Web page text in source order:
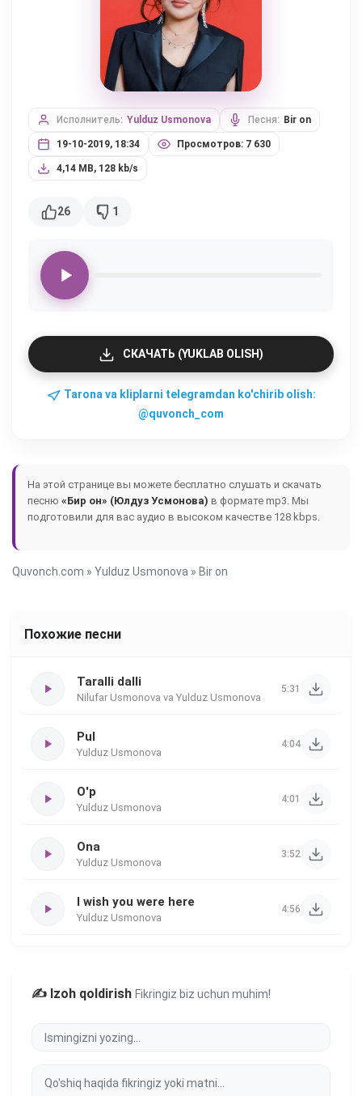
Исполнитель: Yulduz Usmonova Песня: Bir on
19-10-2019, 18:34 Просмотров: 7 630
4,14 MB, 128 kb/s
26 1
СКАЧАТЬ (YUKLAB OLISH)
Tarona va kliplarni telegramdan ko'chirib olish:
@quvonch_com
На этой странице вы можете бесплатно слушать и скачать
песню «Бир он» (Юлдуз Усмонова) в формате mp3. Мы
подготовили для вас аудио в высоком качестве 128 kbps.
Quvonch.com » Yulduz Usmonova » Bir on
Похожие песни
Taralli dalli
Nilufar Usmonova va Yulduz Usmonova
5:31
Pul
Yulduz Usmonova
4:04
O'p
Yulduz Usmonova
4:01
Ona
Yulduz Usmonova
3:52
I wish you were here
Yulduz Usmonova
4:56
✍️ Izoh qoldirish Fikringiz biz uchun muhim!